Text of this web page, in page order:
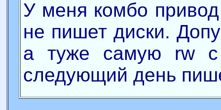
У меня комбо
не пишет диски.
а туже самую rw
следующий день